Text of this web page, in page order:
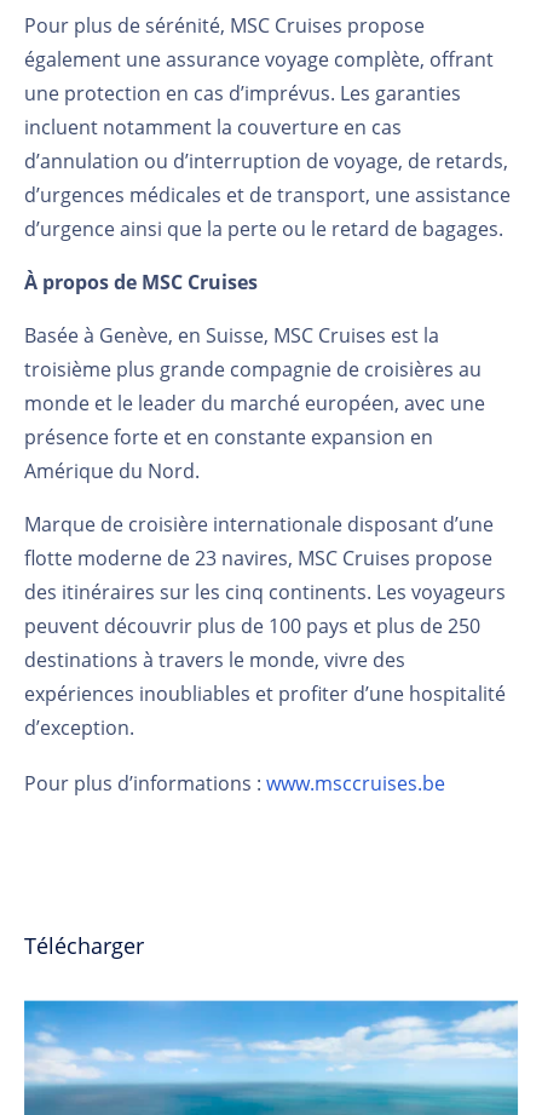
Pour plus de sérénité, MSC Cruises propose
également une assurance voyage complète, offrant
une protection en cas d’imprévus. Les garanties
incluent notamment la couverture en cas
d’annulation ou d’interruption de voyage, de retards,
d’urgences médicales et de transport, une assistance
d’urgence ainsi que la perte ou le retard de bagages.
À propos de MSC Cruises
Basée à Genève, en Suisse, MSC Cruises est la
troisième plus grande compagnie de croisières au
monde et le leader du marché européen, avec une
présence forte et en constante expansion en
Amérique du Nord.
Marque de croisière internationale disposant d’une
flotte moderne de 23 navires, MSC Cruises propose
des itinéraires sur les cinq continents. Les voyageurs
peuvent découvrir plus de 100 pays et plus de 250
destinations à travers le monde, vivre des
expériences inoubliables et profiter d’une hospitalité
d’exception.
Pour plus d’informations : www.msccruises.be
Télécharger